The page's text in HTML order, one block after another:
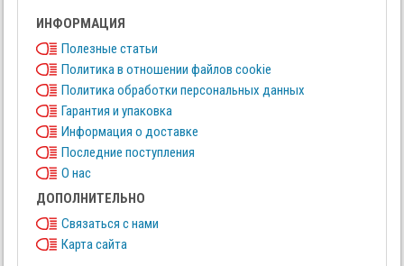
ИНФОРМАЦИЯ
Полезные статьи
Политика в отношении файлов cookie
Политика обработки персональных данных
Гарантия и упаковка
Информация о доставке
Последние поступления
О нас
ДОПОЛНИТЕЛЬНО
Связаться с нами
Карта сайта